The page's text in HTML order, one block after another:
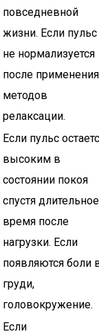
повседневной
жизни. Если пульс
не нормализуется
после применения
методов
релаксации.
Если пульс
высоким в
состоянии покоя
спустя длительное
время после
нагрузки. Если
появляются боли
груди,
головокружение.
Если